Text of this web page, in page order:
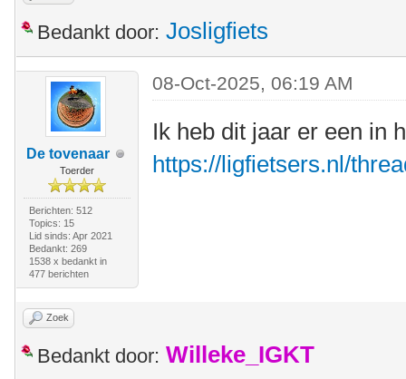
Bedankt door: Josligfiets
De tovenaar
Toerder
Berichten: 512
Topics: 15
Lid sinds: Apr 2021
Bedankt: 269
1538 x bedankt in
477 berichten
08-Oct-2025, 06:19 AM
Ik heb dit jaar er een in
https://ligfietsers.nl/
Zoek
Bedankt door: Willeke_IGKT